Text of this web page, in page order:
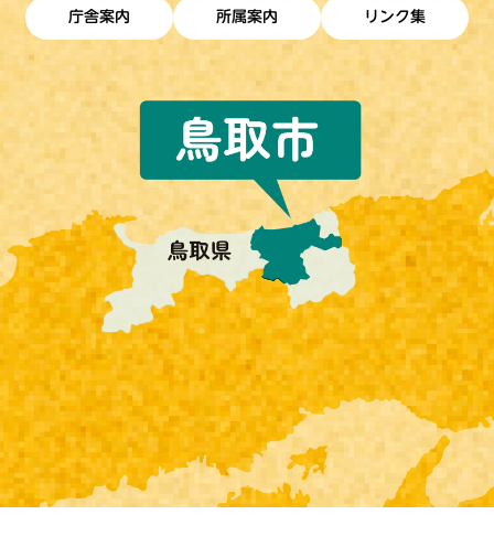
庁舎案内 所属案内 リンク集